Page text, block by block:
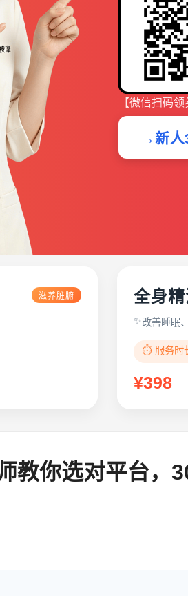
【微信扫码
→新人
滋养脏腑 全身
改善睡眠
⏱️ 服务时
¥398
教你选对平台，